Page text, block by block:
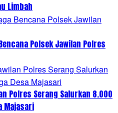
Limbah
Polsek Jawilan Polres
Polres Serang Salurkan 8.000
Majasari